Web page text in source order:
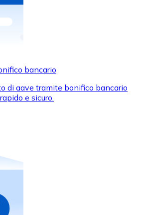
e Mastercard per acquistare
dei tuoi marchi preferiti con
regalo
bancario
di aave tramite bonifico bancario
e sicuro.